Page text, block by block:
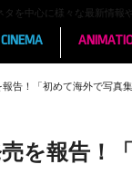
を中心に様々な最新情
CINEMA
告！「初めて海外で写真集
を報告！